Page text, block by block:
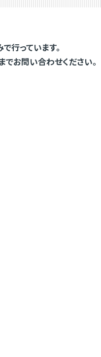
行っています。
お問い合わせください。